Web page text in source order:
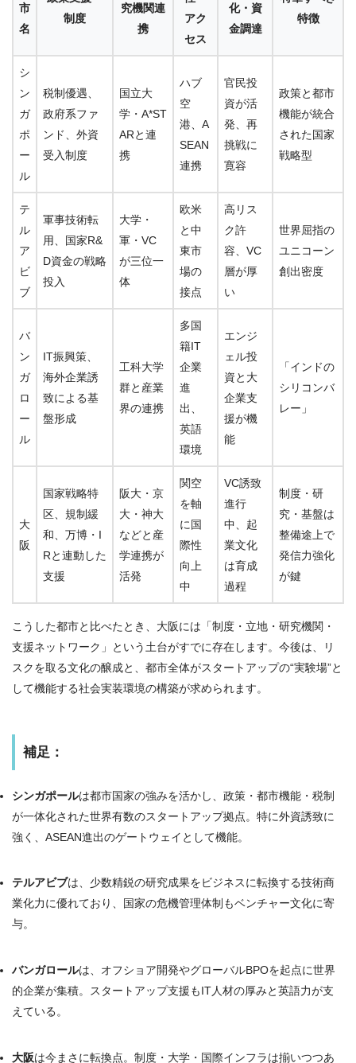
市
名
制度
究機関連
携
アク
セス
化・資
金調達
特徴
シ
ン
ガ
ポ
ー
ル
税制優遇、
政府系ファ
ンド、外資
受入制度
国立大
学・A*ST
ARと連
携
ハブ
空
港、A
SEAN
連携
官民投
資が活
発、再
挑戦に
寛容
政策と都市
機能が統合
された国家
戦略型
テ
ル
ア
ビ
ブ
軍事技術転
用、国家R&
D資金の戦略
投入
大学・
軍・VC
が三位一
体
欧米
と中
東市
場の
接点
高リス
ク許
容、VC
層が厚
い
世界屈指の
ユニコーン
創出密度
バ
ン
ガ
ロ
ー
ル
IT振興策、
海外企業誘
致による基
盤形成
工科大学
群と産業
界の連携
多国
籍IT
企業
進
出、
英語
環境
エンジ
ェル投
資と大
企業支
援が機
能
「インドの
シリコンバ
レー」
大
阪
国家戦略特
区、規制緩
和、万博・I
Rと連動した
支援
阪大・京
大・神大
などと産
学連携が
活発
関空
を軸
に国
際性
向上
中
VC誘致
進行
中、起
業文化
は育成
過程
制度・研
究・基盤は
整備途上で
発信力強化
が鍵
こうした都市と比べたとき、大阪には「制度・立地・研究機関・
支援ネットワーク」という土台がすでに存在します。今後は、リ
スクを取る文化の醸成と、都市全体がスタートアップの“実験場”と
して機能する社会実装環境の構築が求められます。
補足：
シンガポールは都市国家の強みを活かし、政策・都市機能・税制
が一体化された世界有数のスタートアップ拠点。特に外資誘致に
強く、ASEAN進出のゲートウェイとして機能。
テルアビブは、少数精鋭の研究成果をビジネスに転換する技術商
業化力に優れており、国家の危機管理体制もベンチャー文化に寄
与。
バンガロールは、オフショア開発やグローバルBPOを起点に世界
的企業が集積。スタートアップ支援もIT人材の厚みと英語力が支
えている。
大阪は今まさに転換点。制度・大学・国際インフラは揃いつつあ